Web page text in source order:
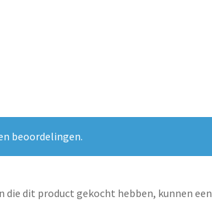
beoordelingen.
die dit product gekocht hebben, kunnen een